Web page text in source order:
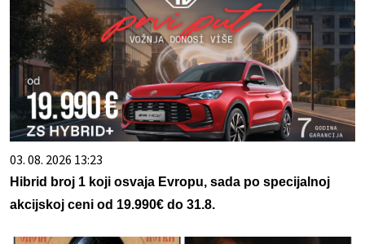
03. 08. 2026 13:23
Hibrid broj 1 koji osvaja Evropu, sada po specijalnoj
akcijskoj ceni od 19.990€ do 31.8.